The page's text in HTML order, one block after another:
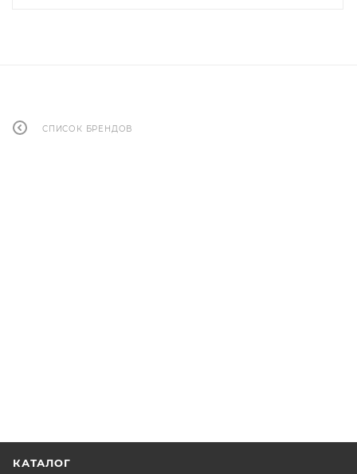
СПИСОК БРЕНДОВ
КАТАЛОГ